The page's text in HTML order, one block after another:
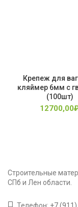
Крепеж для
кляймер 6мм с
(100шт)
12700,00
Строительные
СПб и Лен области.